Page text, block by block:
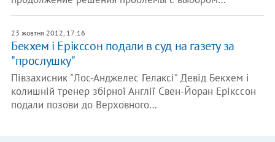
23 жовтня 2012, 17:16
Бекхем і Ерікссон подали в суд на газету за
"прослушку"
Півзахисник "Лос-Анджелес Гелаксі" Девід Бекхем і
колишній тренер збірної Англії Свен-Йоран Ерікссон
подали позови до Верховного…